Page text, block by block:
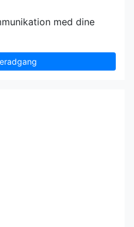
med dine